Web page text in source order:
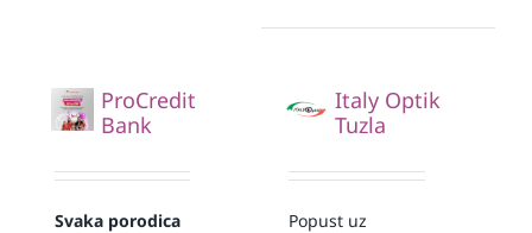
ProCredit
Bank
Svaka porodica
Italy Optik
Tuzla
Popust uz